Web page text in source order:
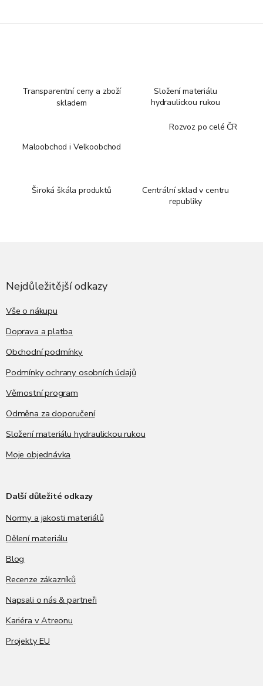
Transparentní ceny a zboží
skladem
Složení materiálu
hydraulickou rukou
Maloobchod i Velkoobchod
Rozvoz po celé ČR
Široká škála produktů
Centrální sklad v centru
republiky
Nejdůležitější odkazy
Vše o nákupu
Doprava a platba
Obchodní podmínky
Podmínky ochrany osobních údajů
Věrnostní program
Odměna za doporučení
Složení materiálu hydraulickou rukou
Moje objednávka
Další důležité odkazy
Normy a jakosti materiálů
Dělení materiálu
Blog
Recenze zákazníků
Napsali o nás & partneři
Kariéra v Atreonu
Projekty EU